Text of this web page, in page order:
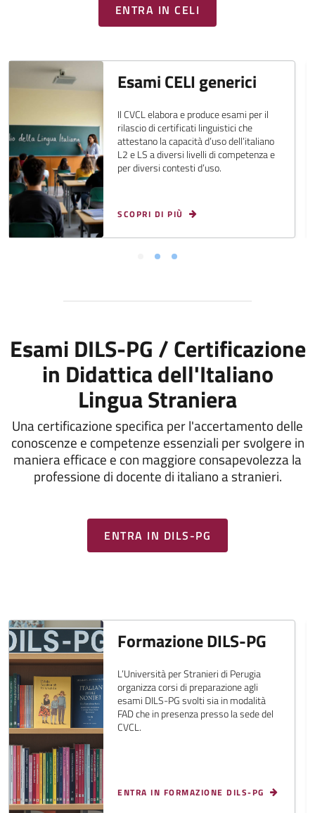
ENTRA IN CELI
Esami CELI generici
Il CVCL elabora e produce esami per il
rilascio di certificati linguistici che
attestano la capacità d’uso dell’italiano
L2 e LS a diversi livelli di competenza e
per diversi contesti d’uso.
SCOPRI DI PIÙ
Esami DILS-PG / Certificazione
in Didattica dell'Italiano
Lingua Straniera
Una certificazione specifica per l'accertamento delle
conoscenze e competenze essenziali per svolgere in
maniera efficace e con maggiore consapevolezza la
professione di docente di italiano a stranieri.
ENTRA IN DILS-PG
Formazione DILS-PG
L’Università per Stranieri di Perugia
organizza corsi di preparazione agli
esami DILS-PG svolti sia in modalità
FAD che in presenza presso la sede del
CVCL.
ENTRA IN FORMAZIONE DILS-PG